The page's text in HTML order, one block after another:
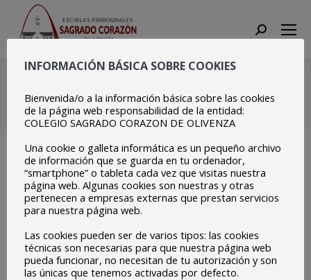
Search:
Estás aquí:
Inicio Copia de 3
INFORMACIÓN BÁSICA SOBRE COOKIES
Bienvenida/o a la información básica sobre las cookies
de la página web responsabilidad de la entidad:
COLEGIO SAGRADO CORAZON DE OLIVENZA
Una cookie o galleta informática es un pequeño archivo
de información que se guarda en tu ordenador,
“smartphone” o tableta cada vez que visitas nuestra
página web. Algunas cookies son nuestras y otras
pertenecen a empresas externas que prestan servicios
para nuestra página web.
Las cookies pueden ser de varios tipos: las cookies
técnicas son necesarias para que nuestra página web
pueda funcionar, no necesitan de tu autorización y son
las únicas que tenemos activadas por defecto.